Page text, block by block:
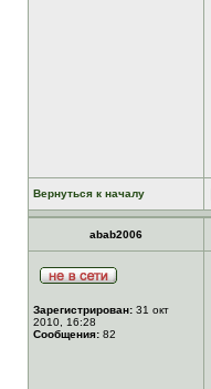
Вернуться к началу
abab2006
Зарегистрирован: 31 окт
2010, 16:28
Сообщения: 82